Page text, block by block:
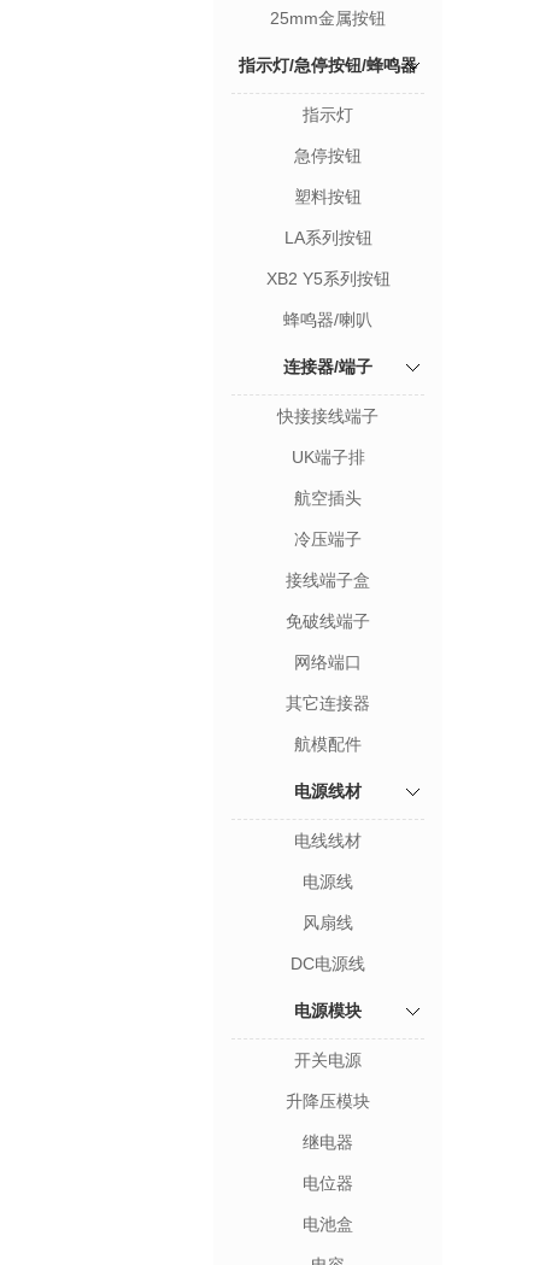
25mm金属按钮
指示灯/急停按钮/蜂鸣器
指示灯
急停按钮
塑料按钮
LA系列按钮
XB2 Y5系列按钮
蜂鸣器/喇叭
连接器/端子
快接接线端子
UK端子排
航空插头
冷压端子
接线端子盒
免破线端子
网络端口
其它连接器
航模配件
电源线材
电线线材
电源线
风扇线
DC电源线
电源模块
开关电源
升降压模块
继电器
电位器
电池盒